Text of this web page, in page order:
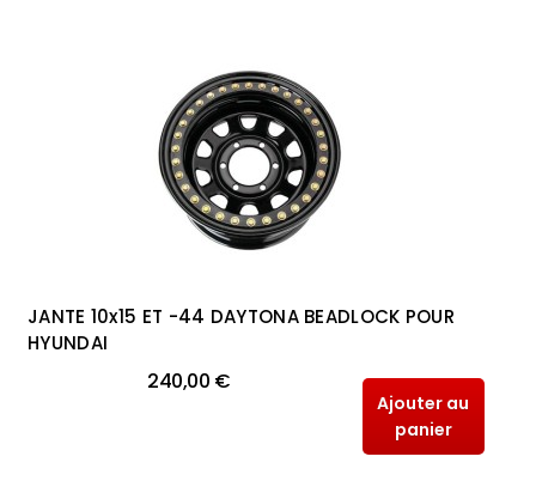
JANTE 10x15 ET -44 DAYTONA BEADLOCK POUR
HYUNDAI
240,00 €
Ajouter au
panier